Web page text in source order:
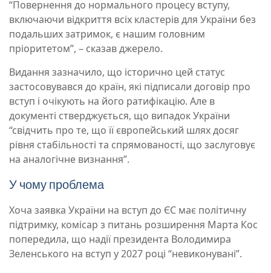
“Повернення до нормального процесу вступу,
включаючи відкриття всіх кластерів для України без
подальших затримок, є нашим головним
пріоритетом”, – сказав джерело.
Видання зазначило, що історично цей статус
застосовувався до країн, які підписали договір про
вступ і очікують на його ратифікацію. Але в
документі стверджується, що випадок України
“свідчить про те, що її європейський шлях досяг
рівня стабільності та спрямованості, що заслуговує
на аналогічне визнання”.
У чому проблема
Хоча заявка України на вступ до ЄС має політичну
підтримку, комісар з питань розширення Марта Кос
попередила, що надії президента Володимира
Зеленського на вступ у 2027 році “невиконувані”.